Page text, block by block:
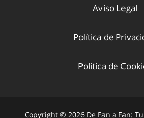
Aviso Legal
Política de
Política de
Copyright © 2026 De Fan a Fan: